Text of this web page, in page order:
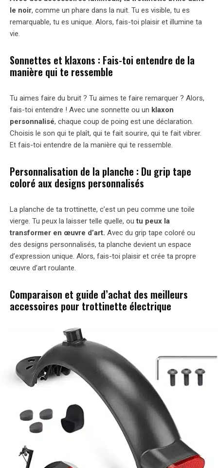
le noir, comme un phare dans la nuit. Tu es visible, tu es
remarquable, tu es unique. Alors, fais-toi plaisir et illumine ta
vie.
Sonnettes et klaxons : Fais-toi entendre de la
manière qui te ressemble
Tu aimes faire du bruit ? Tu aimes te faire remarquer ? Alors,
fais-toi entendre ! Avec une sonnette ou un klaxon
personnalisé, chaque coup de poing est une déclaration.
Choisis le son qui te plaît, qui te fait sourire, qui te fait vibrer.
Et fais-toi entendre de la manière qui te ressemble.
Personnalisation de la planche : Du grip tape
coloré aux designs personnalisés
La planche de ta trottinette, c’est un peu comme une toile
vierge. Tu peux la laisser telle quelle, outu peux la
transformer en œuvre d’art. Avec du grip tape coloré ou
des designs personnalisés, ta planche devient un espace
d’expression unique. Alors, fais-toi plaisir et crée ta propre
œuvre d’art roulante.
Comparaison et guide d’achat des meilleurs
accessoires pour trottinette électrique